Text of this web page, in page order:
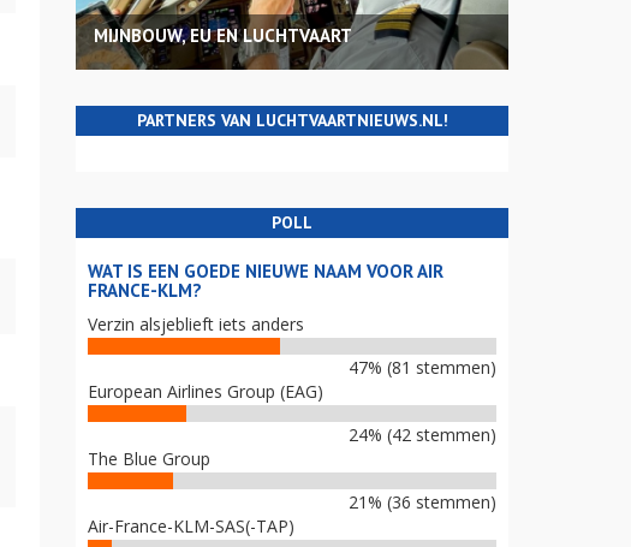
MIJNBOUW, EU EN LUCHTVAART
PARTNERS VAN LUCHTVAARTNIEUWS.NL!
POLL
WAT IS EEN GOEDE NIEUWE NAAM VOOR AIR
FRANCE-KLM?
Verzin alsjeblieft iets anders
47% (81 stemmen)
European Airlines Group (EAG)
24% (42 stemmen)
The Blue Group
21% (36 stemmen)
Air-France-KLM-SAS(-TAP)